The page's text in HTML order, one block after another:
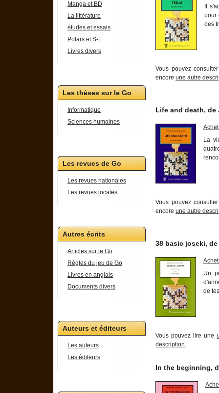
Manga et BD
La littérature
études et essais
Polars et S-F
Livres divers
Les thèses sur le Go
Informatique
Sciences humaines
Les revues de Go
Les revues nationales
Les revues locales
Autres écrits
Articles sur le Go
Règles du jeu de Go
Livres en anglais
Documents divers
Auteurs et éditeurs
Les auteurs
Les éditeurs
Il
pour
des
Vous pouvez
encore une autre
Life and death, de
La
Vous pouvez
encore une autre
38 basic joseki,
Un
de
Vous pouvez lire une
description.
In the beginning,